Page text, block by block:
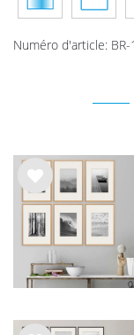
Numéro d'article:
List
e de
sou
hait